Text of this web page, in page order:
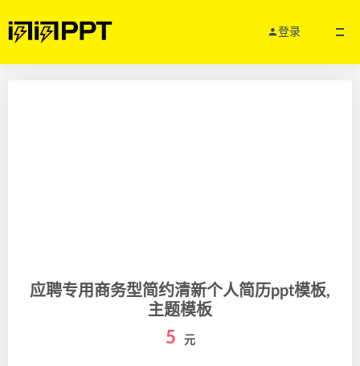
登录
应聘专用商务型简约清新个人简历ppt模板,
主题模板
5 元